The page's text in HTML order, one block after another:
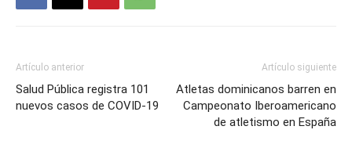
Artículo anterior
Salud Pública registra 101
nuevos casos de COVID-19
Artículo siguiente
Atletas dominicanos barren en
Campeonato Iberoamericano
de atletismo en España